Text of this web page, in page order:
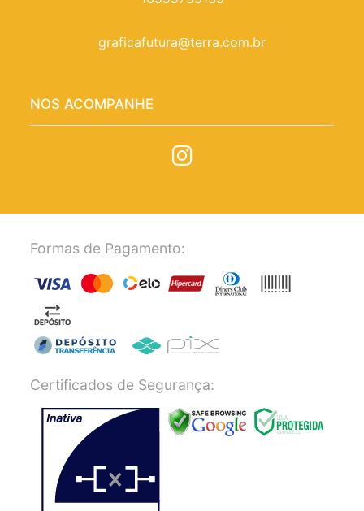
graficafutura@terra.com.br
NOS ACOMPANHE
Formas de Pagamento:
Certificados de Segurança: